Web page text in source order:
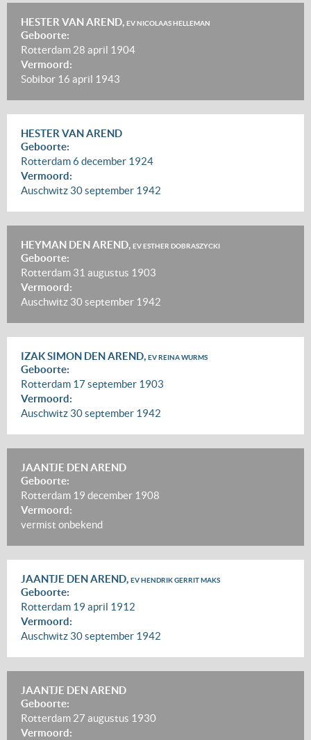
HESTER VAN AREND, EV NICOLAAS HELLEMAN
Geboorte:
Rotterdam 28 april 1904
Vermoord:
Sobibor 16 april 1943
HESTER VAN AREND
Geboorte:
Rotterdam6 december 1924
Vermoord:
Auschwitz 30 september 1942
HEYMAN DEN AREND, EV ESTHER DOBRASZYCKI
Geboorte:
Rotterdam 31 augustus 1903
Vermoord:
Auschwitz 30 september 1942
IZAK SIMON DEN AREND, EV REINA WURMS
Geboorte:
Rotterdam 17 september 1903
Vermoord:
Auschwitz 30 september 1942
JAANTJE DEN AREND
Geboorte:
Rotterdam 19 december 1908
Vermoord:
vermist onbekend
JAANTJE DEN AREND, EV HENDRIK GERRIT MAKS
Geboorte:
Rotterdam 19 april 1912
Vermoord:
Auschwitz 30 september 1942
JAANTJE DEN AREND
Geboorte:
Rotterdam 27 augustus 1930
Vermoord: